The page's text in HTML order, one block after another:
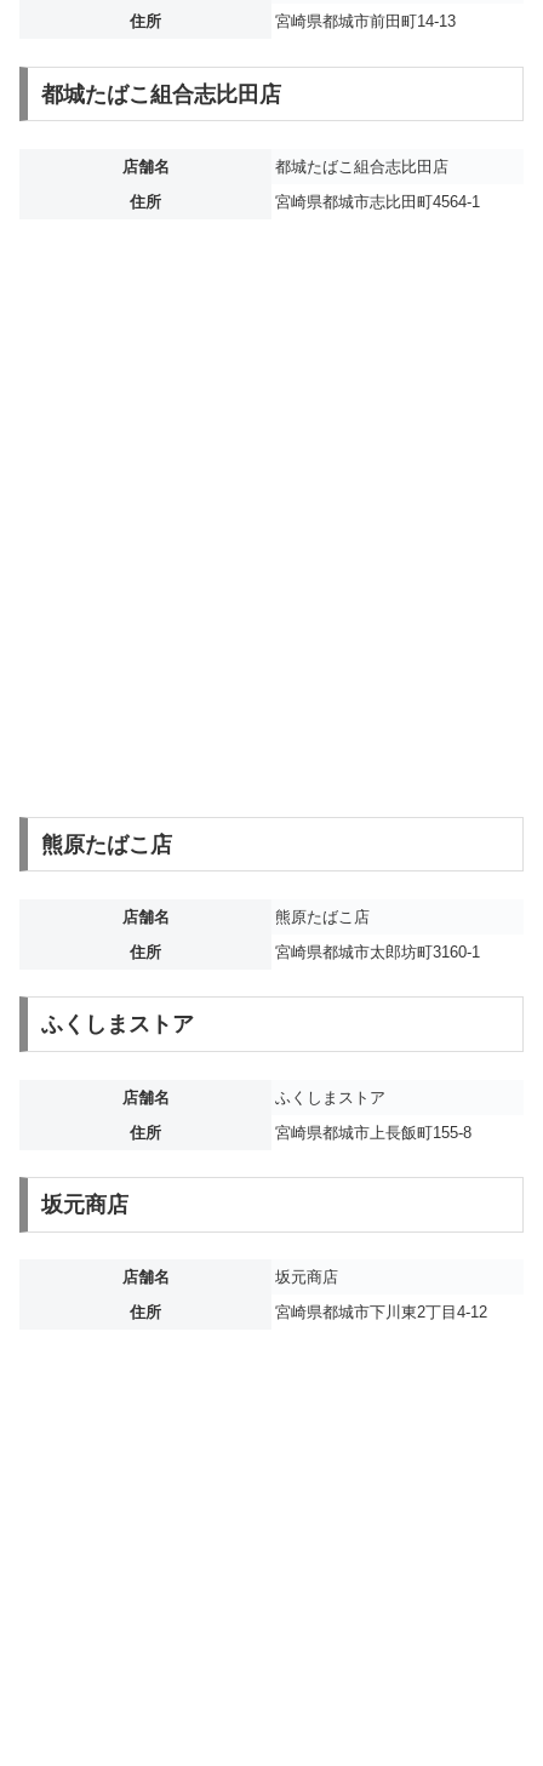
住所
宮崎県都城市前田町14-13
都城たばこ組合志比田店
店舗名
都城たばこ組合志比田店
住所
宮崎県都城市志比田町4564-1
熊原たばこ店
店舗名
熊原たばこ店
住所
宮崎県都城市太郎坊町3160-1
ふくしまストア
店舗名
ふくしまストア
住所
宮崎県都城市上長飯町155-8
坂元商店
店舗名
坂元商店
住所
宮崎県都城市下川東2丁目4-12